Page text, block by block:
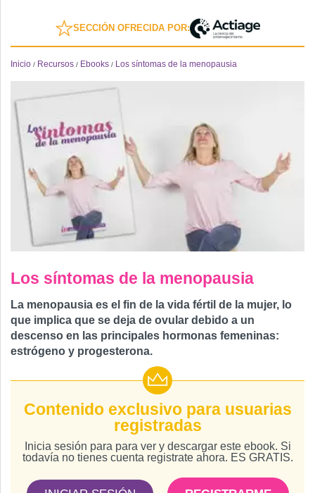
SECCIÓN OFRECIDA POR:
Inicio / Recursos / Ebooks / Los síntomas de la menopausia
Los síntomas de la menopausia
La menopausia es el fin de la vida fértil de la mujer, lo
que implica que se deja de ovular debido a un
descenso en las principales hormonas femeninas:
estrógeno y progesterona.
Contenido exclusivo para usuarias
registradas
Inicia sesión para para ver y descargar este ebook. Si
todavía no tienes cuenta registrate ahora. ES GRATIS.